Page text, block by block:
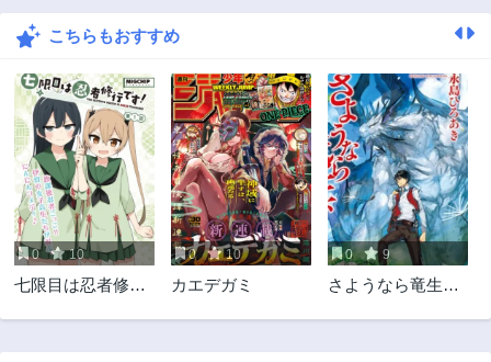
第11話
第9話
3年前
第8話
3年前
第7.5話
3年前
第7話
3年前
第6話
3年前
第5話
3年前
第4話
3年前
第3話
第2話 第1話
こちらもおすすめ
0 10
七限目は忍者修行
0 10
カエデガミ
0 9
さようなら竜生、